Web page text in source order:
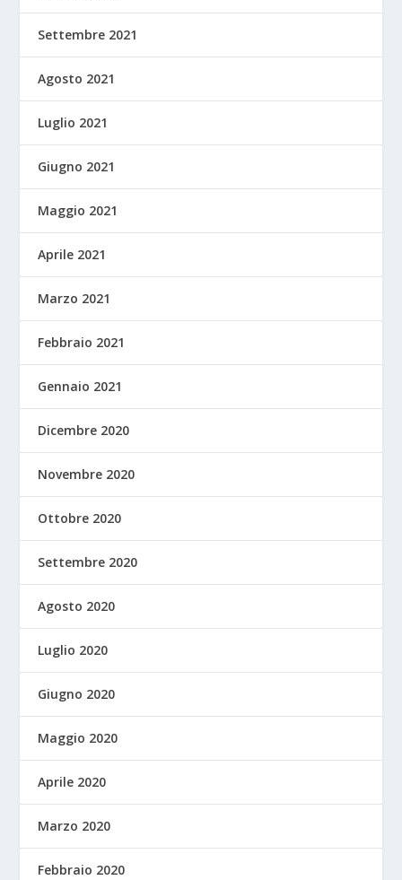
Settembre 2021
Agosto 2021
Luglio 2021
Giugno 2021
Maggio 2021
Aprile 2021
Marzo 2021
Febbraio 2021
Gennaio 2021
Dicembre 2020
Novembre 2020
Ottobre 2020
Settembre 2020
Agosto 2020
Luglio 2020
Giugno 2020
Maggio 2020
Aprile 2020
Marzo 2020
Febbraio 2020